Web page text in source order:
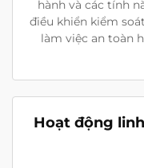
hành và các tính
điều khiển kiểm
làm việc an toàn
Hoạt động